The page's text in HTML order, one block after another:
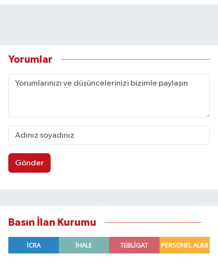
Yorumlar
Gönder
Basın İlan Kurumu